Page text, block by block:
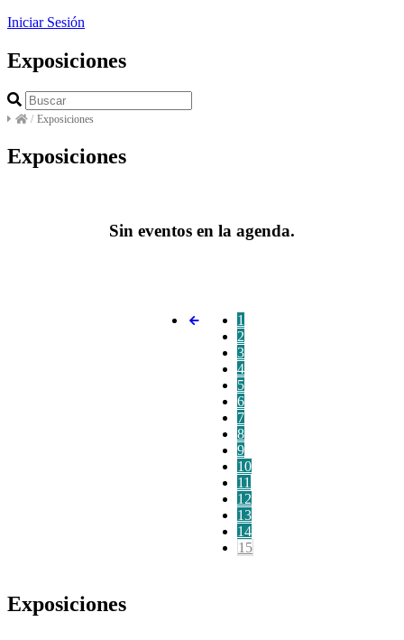
Iniciar Sesión
Exposiciones
/ Exposiciones
Exposiciones
Sin eventos en la agenda.
1
2
3
4
5
6
7
8
9
10
11
12
13
14
15
Exposiciones